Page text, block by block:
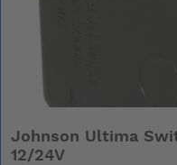
Johnson Ultima
12/24V